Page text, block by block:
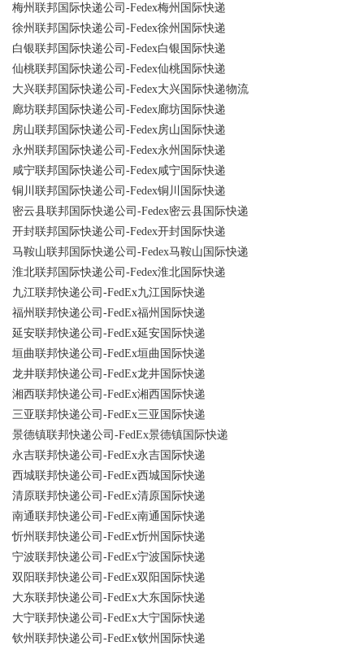
梅州联邦国际快递公司-Fedex梅州国际快递
徐州联邦国际快递公司-Fedex徐州国际快递
白银联邦国际快递公司-Fedex白银国际快递
仙桃联邦国际快递公司-Fedex仙桃国际快递
大兴联邦国际快递公司-Fedex大兴国际快递物流
廊坊联邦国际快递公司-Fedex廊坊国际快递
房山联邦国际快递公司-Fedex房山国际快递
永州联邦国际快递公司-Fedex永州国际快递
咸宁联邦国际快递公司-Fedex咸宁国际快递
铜川联邦国际快递公司-Fedex铜川国际快递
密云县联邦国际快递公司-Fedex密云县国际快递
开封联邦国际快递公司-Fedex开封国际快递
马鞍山联邦国际快递公司-Fedex马鞍山国际快递
淮北联邦国际快递公司-Fedex淮北国际快递
九江联邦快递公司-FedEx九江国际快递
福州联邦快递公司-FedEx福州国际快递
延安联邦快递公司-FedEx延安国际快递
垣曲联邦快递公司-FedEx垣曲国际快递
龙井联邦快递公司-FedEx龙井国际快递
湘西联邦快递公司-FedEx湘西国际快递
三亚联邦快递公司-FedEx三亚国际快递
景德镇联邦快递公司-FedEx景德镇国际快递
永吉联邦快递公司-FedEx永吉国际快递
西城联邦快递公司-FedEx西城国际快递
清原联邦快递公司-FedEx清原国际快递
南通联邦快递公司-FedEx南通国际快递
忻州联邦快递公司-FedEx忻州国际快递
宁波联邦快递公司-FedEx宁波国际快递
双阳联邦快递公司-FedEx双阳国际快递
大东联邦快递公司-FedEx大东国际快递
大宁联邦快递公司-FedEx大宁国际快递
钦州联邦快递公司-FedEx钦州国际快递